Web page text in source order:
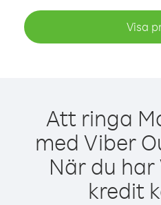
Visa
Att ringa
med Viber
När du
kredit